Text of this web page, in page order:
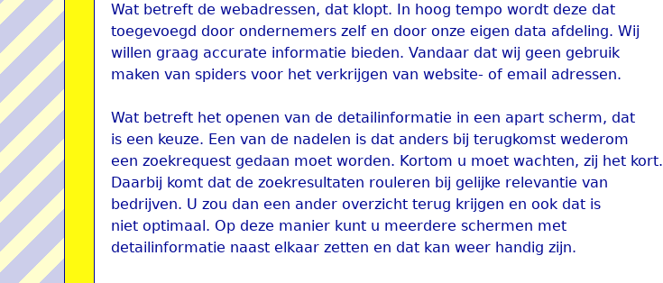
Wat betreft de webadressen, dat klopt. In hoog tempo wordt deze dat
toegevoegd door ondernemers zelf en door onze eigen data afdeling. Wij
willen graag accurate informatie bieden. Vandaar dat wij geen gebruik
maken van spiders voor het verkrijgen van website- of email adressen.
Wat betreft het openen van de detailinformatie in een apart scherm, dat
is een keuze. Een van de nadelen is dat anders bij terugkomst wederom
een zoekrequest gedaan moet worden. Kortom u moet wachten, zij het kort.
Daarbij komt dat de zoekresultaten rouleren bij gelijke relevantie van
bedrijven. U zou dan een ander overzicht terug krijgen en ook dat is
niet optimaal. Op deze manier kunt u meerdere schermen met
detailinformatie naast elkaar zetten en dat kan weer handig zijn.